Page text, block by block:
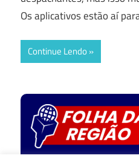
Os aplicativos estão aí
Continue Lendo